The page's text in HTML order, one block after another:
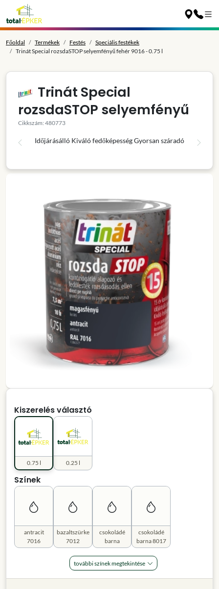
Főoldal Termékek Festés
Speciális festékek
Trinát Special rozsdaSTOP selyemfényű fehér 9016 - 0.75 l
Trinát Special
rozsdaSTOP selyemfényű
Cikkszám: 480773
Időjárásálló Kiváló fedőképességGyorsan száradó
Kiszerelés választó
0.25 l
0.75 l
Színek
antracit
7016
bazaltszürke
7012
csokoládé
barna
csokoládé
barna 8017
további színek megtekintése